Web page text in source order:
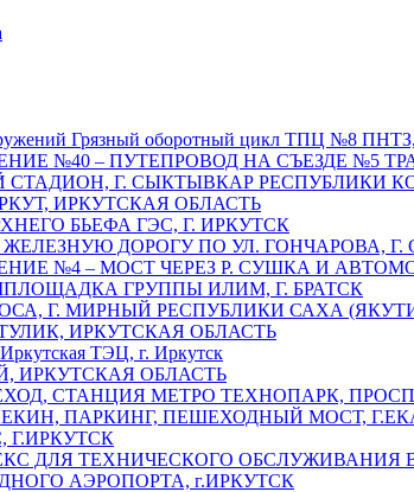
Грязный оборотный цикл ТПЦ №8 ПНТЗ,
№40 – ПУТЕПРОВОД НА СЪЕЗДЕ №5
СТАДИОН, Г. СЫКТЫВКАР РЕСПУБЛИКИ
ИРКУТСКАЯ ОБЛАСТЬ
БЬЕФА ГЭС, Г. ИРКУТСК
ЖЕЛЕЗНУЮ ДОРОГУ ПО УЛ. ГОНЧАРОВА,
№4 – МОСТ ЧЕРЕЗ Р. СУШКА И
ГРУППЫ ИЛИМ, Г. БРАТСК
Г. МИРНЫЙ РЕСПУБЛИКИ САХА
ИРКУТСКАЯ ОБЛАСТЬ
ТЭЦ, г. Иркутск
ИРКУТСКАЯ ОБЛАСТЬ
СТАНЦИЯ МЕТРО ТЕХНОПАРК,
ПАРКИНГ, ПЕШЕХОДНЫЙ МОСТ,
Г.ИРКУТСК
ДЛЯ ТЕХНИЧЕСКОГО ОБСЛУЖИВАНИЯ
АЭРОПОРТА, г.ИРКУТСК